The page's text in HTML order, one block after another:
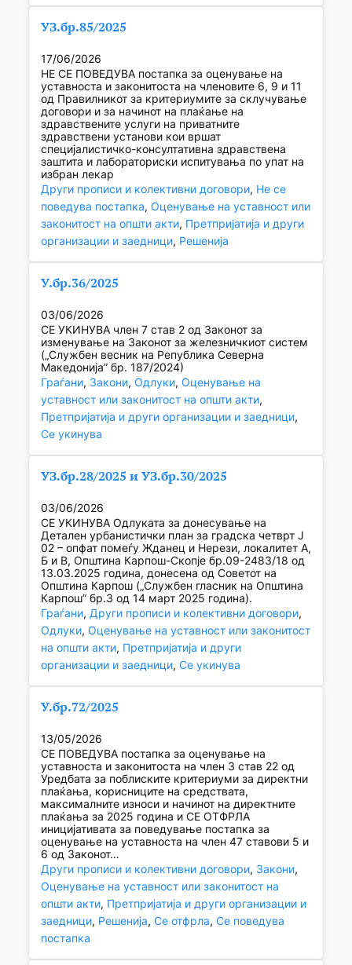
УЗ.бр.85/2025
17/06/2026
НЕ СЕ ПОВЕДУВА постапка за оценување на
уставноста и законитоста на членовите 6, 9 и 11
од Правилникот за критериумите за склучување
договори и за начинот на плаќање на
здравствените услуги на приватните
здравствени установи кои вршат
специјалистичко-консултативна здравствена
заштита и лабораториски испитувања по упат на
избран лекар
Други прописи и колективни договори, Не се
поведува постапка, Оценување на уставност или
законитост на општи акти, Претпријатија и други
организации и заедници, Решенија
У.бр.36/2025
03/06/2026
СЕ УКИНУВА член 7 став 2 од Законот за
изменување на Законот за железничкиот систем
(„Службен весник на Република Северна
Македонија” бр. 187/2024)
Граѓани, Закони, Одлуки, Оценување на
уставност или законитост на општи акти
Претпријатија и други организации и заедници
Се укинува
УЗ.бр.28/2025 и УЗ.бр.30/2025
03/06/2026
СЕ УКИНУВА Одлуката за донесување на
Детален урбанистички план за градска четврт Ј
02 – опфат помеѓу Жданец и Нерези, локалитет А,
Б и В, Општина Карпош-Скопје бр.09-2483/18 од
13.03.2025 година, донесена од Советот на
Општина Карпош („Службен гласник на Општина
Карпош” бр.3 од 14 март 2025 година).
Граѓани, Други прописи и колективни договори
Одлуки, Оценување на уставност или законитост
на општи акти, Претпријатија и други
организации и заедници, Се укинува
У.бр.72/2025
13/05/2026
СЕ ПОВЕДУВА постапка за оценување на
уставноста и законитоста на член 3 став 22 од
Уредбата за поблиските критериуми за директни
плаќања, корисниците на средствата,
максималните износи и начинот на директните
плаќања за 2025 година и СЕ ОТФРЛА
иницијативата за поведување постапка за
оценување на уставноста на член 47 ставови 5 и
6 од Законот…
Други прописи и колективни договори, Закони
Оценување на уставност или законитост на
општи акти, Претпријатија и други организации и
заедници, Решенија, Се отфрла, Се поведува
постапка